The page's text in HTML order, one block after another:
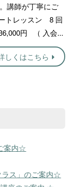
講師が丁寧にご
トレッスン 8 回
円 （ 入会...
しくはこちら
案内☆
ラス」のご案内☆